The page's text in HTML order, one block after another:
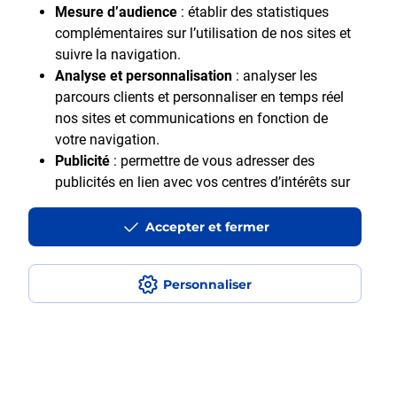
Mesure d’audience : établir des statistiques
complémentaires sur l’utilisation de nos sites et
suivre la navigation.
Analyse et personnalisation : analyser les
parcours clients et personnaliser en temps réel
nos sites et communications en fonction de
votre navigation.
Publicité : permettre de vous adresser des
publicités en lien avec vos centres d’intérêts sur
En cliquant sur "Accepter et fermer" vous acceptez
fermer" vous permet d'indiquer votre refus et seuls
les cookies nécessaires au fonctionnement du site
Personnaliser
Accepter et fermer
Motif Professionnel
Accessibilité : Partiellement accessible